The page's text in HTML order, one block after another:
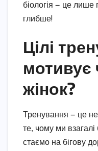
біологія — це
глибше!
Цілі
мотивує
жінок?
Тренування — це
те, чому ми взагалі
стаємо на бігову